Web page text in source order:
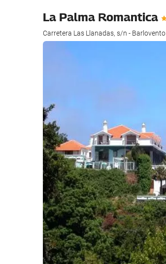
La Palma Romantica
Carretera Las Llanadas, s/n - Barlovento